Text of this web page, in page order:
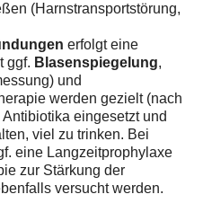
(Harnstransportstörung,
erfolgt eine
ggf. Blasenspiegelung,
und
werden gezielt (nach
eingesetzt und
viel zu trinken. Bei
eine Langzeitprophylaxe
zur Stärkung der
versucht werden.